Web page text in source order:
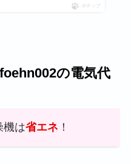
ポチップ
の電気代
機は省エネ ！